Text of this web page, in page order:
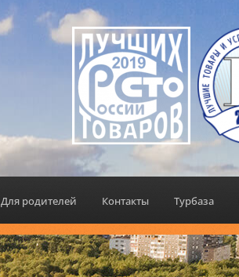
Для родителей Контакты Турбаза